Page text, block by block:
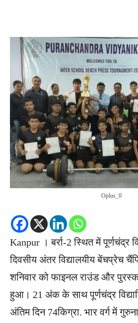
Oplus_0
Kanpur । बर्रा-2 ​स्थित में पूर्णचंद्र
दिवसीय अंतर विद्यालयीय बेंचप्रेच
शनिवार को फाइनल राउंड और
हुआ। 21 अंक के साथ पूर्णचंद्र
अंतिम दिन 74किग्रा. भार वर्ग में